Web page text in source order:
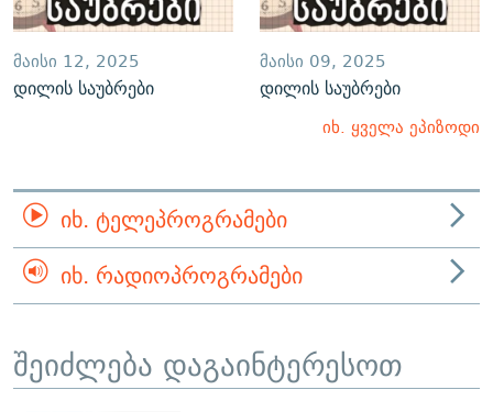
ᲛᲐᲘᲡᲘ 12, 2025
დილის საუბრები
ᲛᲐᲘᲡᲘ 09, 2025
დილის საუბრები
იხ. ყველა ეპიზოდი
ᲘᲮ. ᲢᲔᲚᲔᲞᲠᲝᲒᲠᲐᲛᲔᲑᲘ
ᲘᲮ. ᲠᲐᲓᲘᲝᲞᲠᲝᲒᲠᲐᲛᲔᲑᲘ
შეიძლება დაგაინტერესოთ